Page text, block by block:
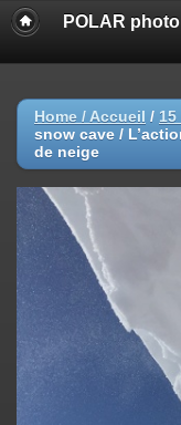
POLAR
Home / Accueil /
snow cave /
de neige